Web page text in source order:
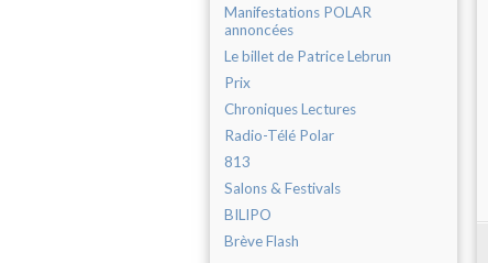
Manifestations POLAR
annoncées
Le billet de Patrice Lebrun
Prix
Chroniques Lectures
Radio-Télé Polar
813
Salons & Festivals
BILIPO
Brève Flash